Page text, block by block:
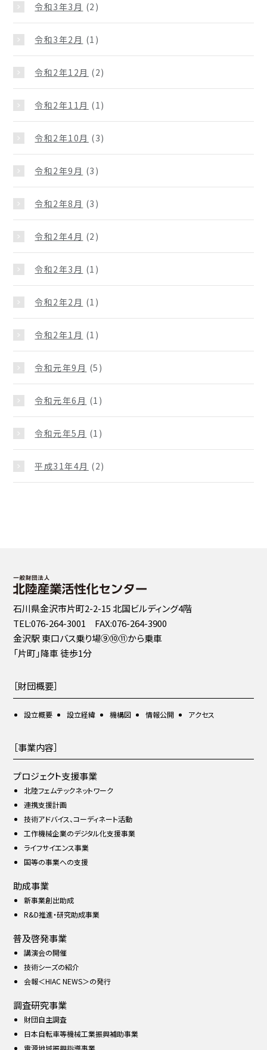
令和3年3月 (2)
令和3年2月 (1)
令和2年12月 (2)
令和2年11月 (1)
令和2年10月 (3)
令和2年9月 (3)
令和2年8月 (3)
令和2年4月 (2)
令和2年3月 (1)
令和2年2月 (1)
令和2年1月 (1)
令和元年9月 (5)
令和元年6月 (1)
令和元年5月 (1)
平成31年4月 (2)
石川県金沢市片町2-2-15 北国ビルディング4階
TEL:076-264-3001 FAX:076-264-3900
金沢駅 東口バス乗り場⑨⑩⑪から乗車
「片町」降車 徒歩1分
［財団概要］
設立概要 設立経緯 機構図 情報公開 アクセス
［事業内容］
プロジェクト支援事業
北陸フェムテックネットワーク
連携支援計画
技術アドバイス、コーディネート活動
工作機械企業のデジタル化支援事業
ライフサイエンス事業
国等の事業への支援
助成事業
新事業創出助成
R&D推進・研究助成事業
普及啓発事業
講演会の開催
技術シーズの紹介
会報＜HIAC NEWS＞の発行
調査研究事業
財団自主調査
日本自転車等機械工業振興補助事業